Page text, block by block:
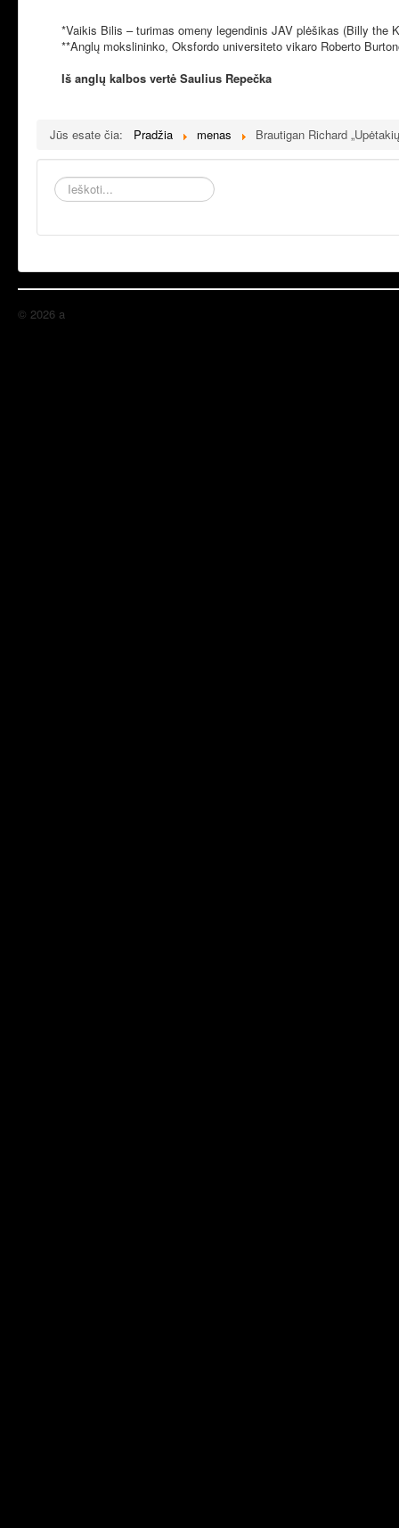
*Vaikis Bilis – turimas omeny legendinis JAV plėšikas (Billy the
**Anglų mokslininko, Oksfordo universiteto vikaro Roberto
Iš anglų kalbos vertė Saulius Repečka
Jūs esate čia: Pradžia menas Brautigan Richard
Ieškoti...
© 2026 a